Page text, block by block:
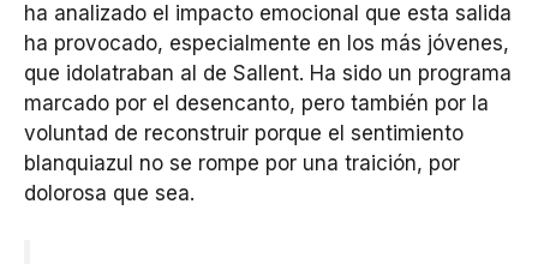
ha analizado el impacto emocional que esta salida
ha provocado, especialmente en los más jóvenes,
que idolatraban al de Sallent. Ha sido un programa
marcado por el desencanto, pero también por la
voluntad de reconstruir porque el sentimiento
blanquiazul no se rompe por una traición, por
dolorosa que sea.